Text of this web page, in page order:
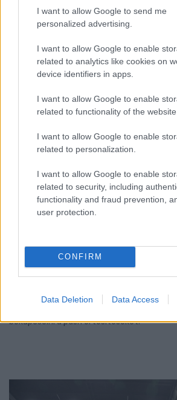
I want to allow Google to send me
personalized advertising.
I want to allow Google to enable
related to analytics like cookies on
device identifiers in apps.
I want to allow Google to enable
related to functionality of the website
I want to allow Google to enable
related to personalization.
I want to allow Google to enable
related to security, including
functionality and fraud prevention,
user protection.
CONFIRM
Data Deletion Data Access
a lakosságot és a nagyfogyasztókat.
FONTOS ÜZENET A
APPLIKÁCIÓ LETÖLTÉSÉRE
Az alpolgármester szerint a rendkívüli
bekapcsolni a push értesítéseket.